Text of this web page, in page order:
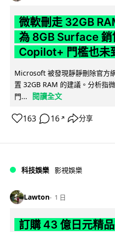
微軟刪走 32GB
為 8GB Surface 銷
Copilot+ 門檻也未
Microsoft 被發現靜靜刪除官方
置 32GB RAM 的建議。分析指
門...
閱讀全文
163 16 ↗ 分享
科技娛樂 影視娛樂
Lawton 1 日
訂購 43 億日元精